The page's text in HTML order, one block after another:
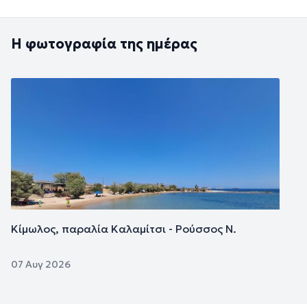
Η φωτογραφία της ημέρας
Κίμωλος, παραλία Καλαμίτσι - Ρούσσος Ν.
07 Αυγ 2026